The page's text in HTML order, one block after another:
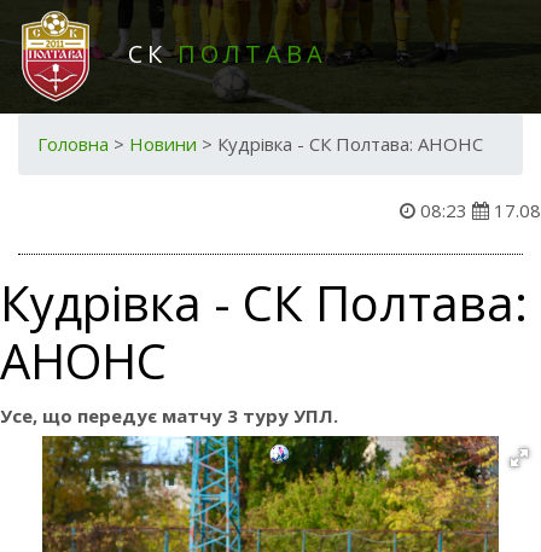
СКПОЛТАВА
Головна > Новини > Кудрівка - СК Полтава: АНОНС
08:23 17.08
Кудрівка - СК Полтава:
АНОНС
Усе, що передує матчу 3 туру УПЛ.